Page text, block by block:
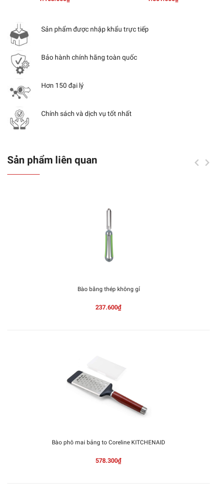
Sản phẩm được nhập khẩu trực tiếp
Bảo hành chính hãng toàn quốc
Hơn 150 đại lý
Chính sách và dịch vụ tốt nhất
Sản phẩm liên quan
Bào bằng thép không gỉ
237.600₫
Bào phô mai bảng to Coreline KITCHENAID
578.300₫